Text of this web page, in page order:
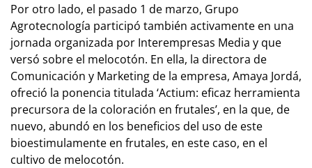
Por otro lado, el pasado 1 de marzo, Grupo
Agrotecnología participó también activamente en una
jornada organizada por Interempresas Media y que
versó sobre el melocotón. En ella, la directora de
Comunicación y Marketing de la empresa, Amaya Jordá,
ofreció la ponencia titulada ‘Actium: eficaz herramienta
precursora de la coloración en frutales’, en la que, de
nuevo, abundó en los beneficios del uso de este
bioestimulamente en frutales, en este caso, en el
cultivo de melocotón.